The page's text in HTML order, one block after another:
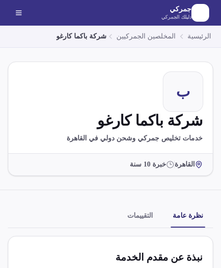
الانتقال إلى المحتوى الرئيسي
جمركي
دليلك الجمركي
الرئيسية المخلصين الجمركيين شركة باكما كارغو
ب
شركة باكما كارغو
خدمات تخليص جمركي وشحن دولي في القاهرة
القاهرة خبرة 10 سنة
نظرة عامة التقييمات
نبذة عن مقدم الخدمة